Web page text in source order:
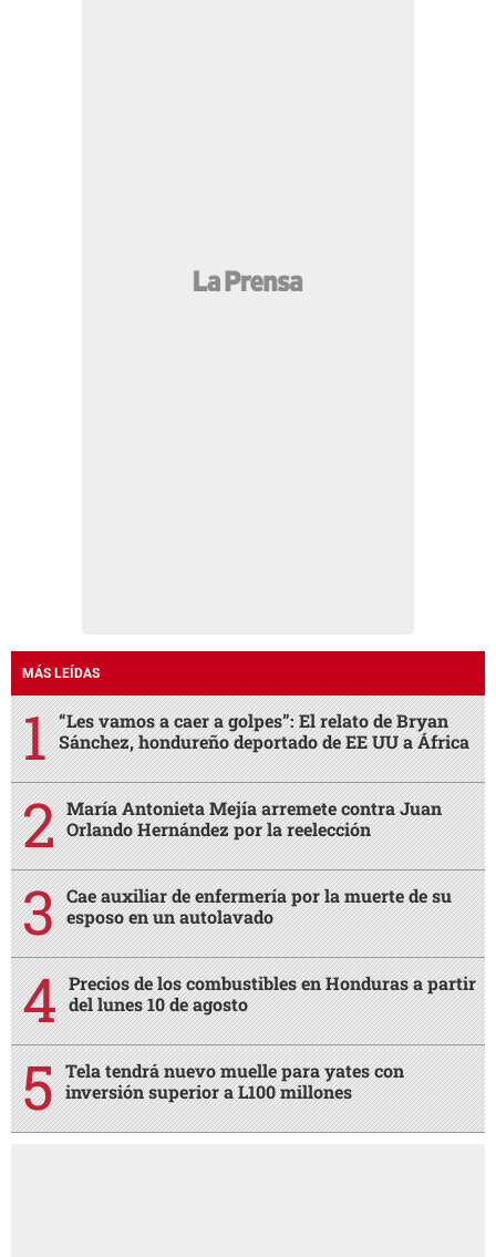
MÁS LEÍDAS
“Les vamos a caer a golpes”: El relato de Bryan
Sánchez, hondureño deportado de EE UU a África
María Antonieta Mejía arremete contra Juan
Orlando Hernández por la reelección
Cae auxiliar de enfermería por la muerte de su
esposo en un autolavado
Precios de los combustibles en Honduras a partir
del lunes 10 de agosto
Tela tendrá nuevo muelle para yates con
inversión superior a L100 millones